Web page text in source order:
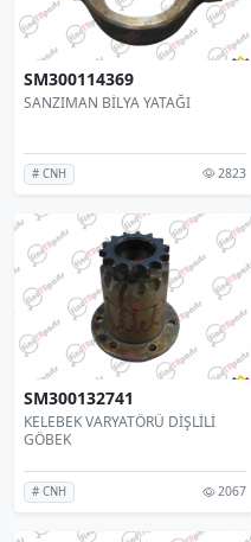
SM300114369
SANZIMAN BİLYA YATAĞI
# CNH 2823
SM300132741
KELEBEK VARYATÖRÜ DİŞLİLİ
GÖBEK
# CNH 2067